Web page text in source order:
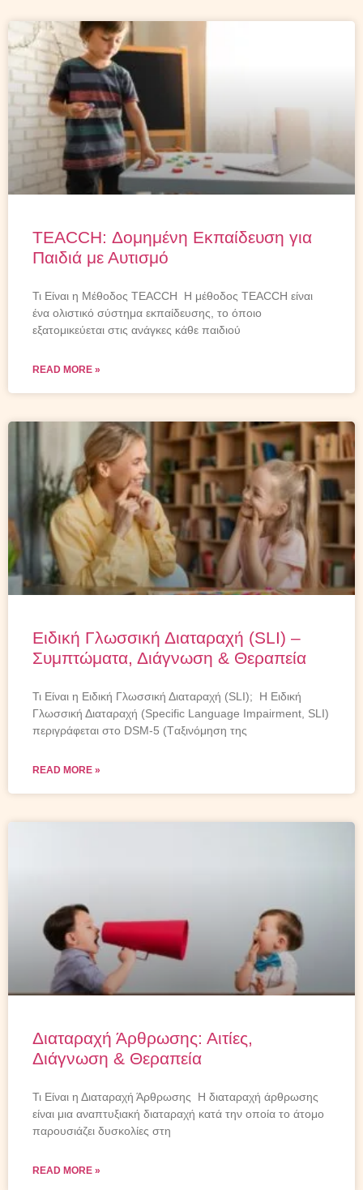
TEACCH: Δομημένη Εκπαίδευση για
Παιδιά με Αυτισμό
Τι Είναι η Μέθοδος TEACCH Η μέθοδος TEACCH είναι
ένα ολιστικό σύστημα εκπαίδευσης, το όποιο
εξατομικεύεται στις ανάγκες κάθε παιδιού
READ MORE »
Ειδική Γλωσσική Διαταραχή (SLI) –
Συμπτώματα, Διάγνωση & Θεραπεία
Τι Είναι η Ειδική Γλωσσική Διαταραχή (SLI); Η Ειδική
Γλωσσική Διαταραχή (Specific Language Impairment, SLI)
περιγράφεται στο DSM-5 (Tαξινόμηση της
READ MORE »
Διαταραχή Άρθρωσης: Αιτίες,
Διάγνωση & Θεραπεία
Τι Είναι η Διαταραχή Άρθρωσης Η διαταραχή άρθρωσης
είναι μια αναπτυξιακή διαταραχή κατά την οποία το άτομο
παρουσιάζει δυσκολίες στη
READ MORE »